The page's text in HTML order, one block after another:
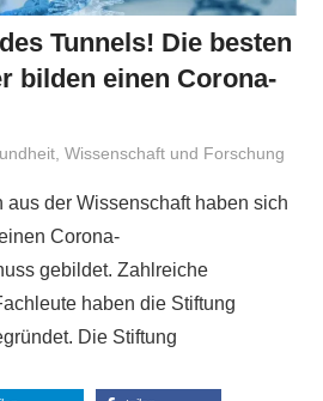
Tunnels! Die besten
bilden einen Corona-
,Wissenschaft und Forschung
aus der Wissenschaft haben sich
Corona-
gebildet. Zahlreiche
haben die Stiftung
Die Stiftung